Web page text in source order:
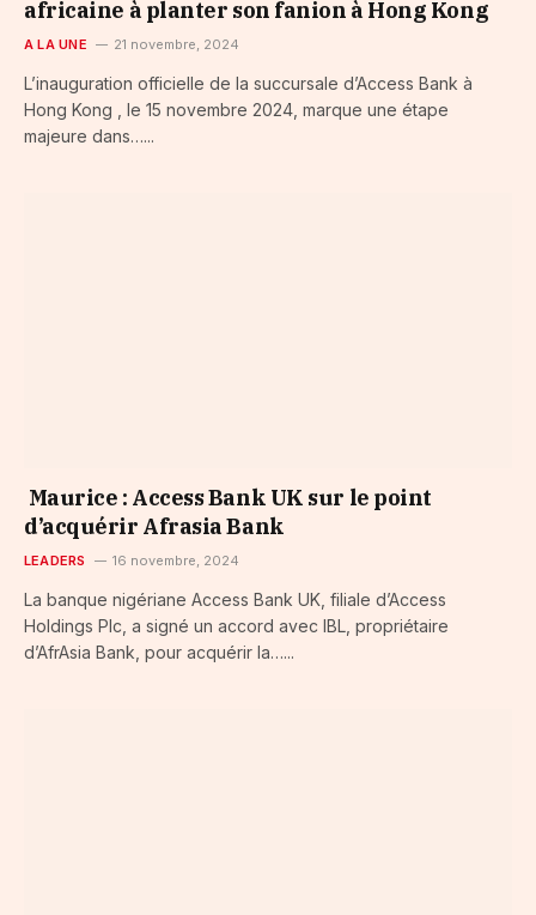
africaine à planter son fanion à Hong Kong
A LA UNE 21 novembre, 2024
L’inauguration officielle de la succursale d’Access Bank à
Hong Kong , le 15 novembre 2024, marque une étape
majeure dans…...
Maurice : Access Bank UK sur le point
d’acquérir Afrasia Bank
LEADERS 16 novembre, 2024
La banque nigériane Access Bank UK, filiale d’Access
Holdings Plc, a signé un accord avec IBL, propriétaire
d’AfrAsia Bank, pour acquérir la…...